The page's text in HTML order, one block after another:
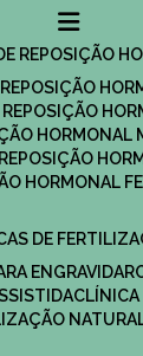
REPOSIÇÃO
REPOSIÇÃO
REPOSIÇÃO
HORMONAL
REPOSIÇÃO
HORMONAL
DE
ENGRAVIDAR